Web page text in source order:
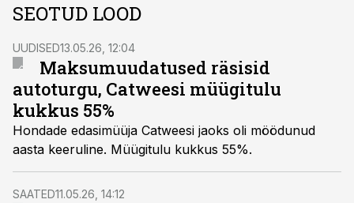
SEOTUD LOOD
UUDISED13.05.26, 12:04
Maksumuudatused räsisid
autoturgu, Catweesi müügitulu
kukkus 55%
Hondade edasimüüja Catweesi jaoks oli möödunud
aasta keeruline. Müügitulu kukkus 55%.
SAATED11.05.26, 14:12